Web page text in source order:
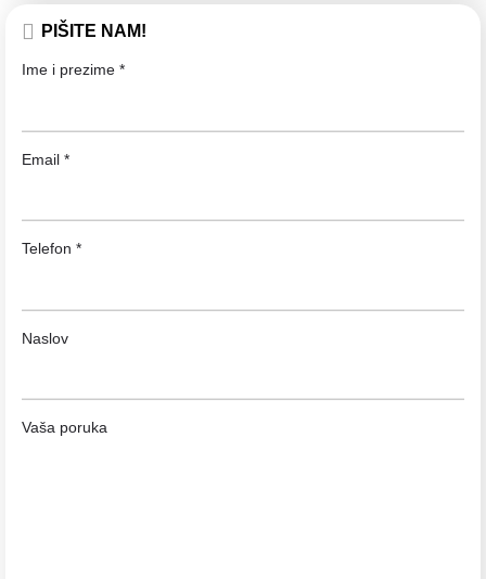
PIŠITE NAM!
Ime i prezime *
Email *
Telefon *
Naslov
Vaša poruka